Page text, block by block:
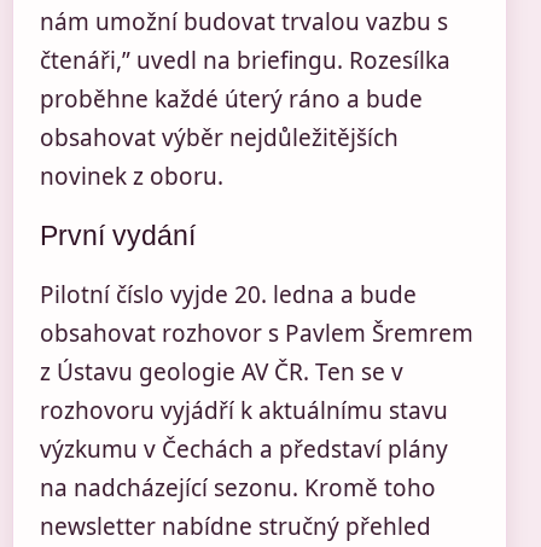
nám umožní budovat trvalou vazbu s
čtenáři,” uvedl na briefingu. Rozesílka
proběhne každé úterý ráno a bude
obsahovat výběr nejdůležitějších
novinek z oboru.
První vydání
Pilotní číslo vyjde 20. ledna a bude
obsahovat rozhovor s Pavlem Šremrem
z Ústavu geologie AV ČR. Ten se v
rozhovoru vyjádří k aktuálnímu stavu
výzkumu v Čechách a představí plány
na nadcházející sezonu. Kromě toho
newsletter nabídne stručný přehled